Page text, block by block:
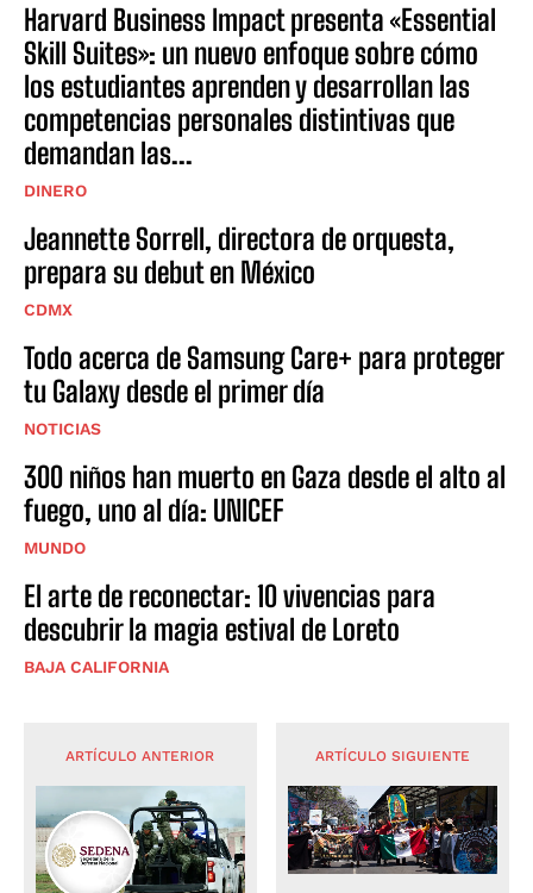
Harvard Business Impact presenta «Essential
Skill Suites»: un nuevo enfoque sobre cómo
los estudiantes aprenden y desarrollan las
competencias personales distintivas que
demandan las...
DINERO
Jeannette Sorrell, directora de orquesta,
prepara su debut en México
CDMX
Todo acerca de Samsung Care+ para proteger
tu Galaxy desde el primer día
NOTICIAS
300 niños han muerto en Gaza desde el alto al
fuego, uno al día: UNICEF
MUNDO
El arte de reconectar: 10 vivencias para
descubrir la magia estival de Loreto
BAJA CALIFORNIA
ARTÍCULO ANTERIOR ARTÍCULO SIGUIENTE